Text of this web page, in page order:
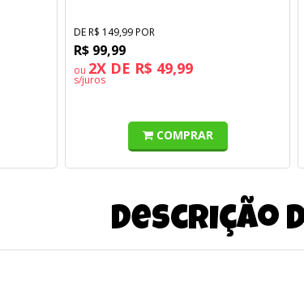
DE R$ 149,99 POR
R$ 99,99
ou 2X DE R$ 49,99
s/juros
COMPRAR
Descrição